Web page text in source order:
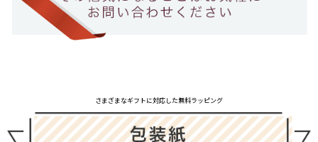
さまざまなギフトに対応した無料ラッピング